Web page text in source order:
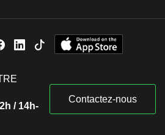
/ 14h-
Contactez-nous